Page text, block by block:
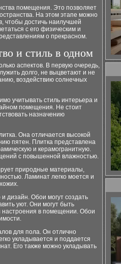
помещения. Это позволяет
На этом этапе можно
чтобы достичь наилучшей
с его физическим и
о прекрасном.
и стиль в одном
аспектов. В первую очередь,
долго, не выцветают и не
воздействию солнечных
учитывать стиль интерьера и
помещения. Не стоит
назначению
Она отличается высокой
пятен. Плитка представлена
и керамогранитную.
с повышенной влажностью.
природные материалы,
Ламинат легко моется и
дизайн. Обои могут создать
уют. Они могут быть
настроения в помещении. Обои
для пола. Он отлично
укладывается и поддается
Его также можно укладывать